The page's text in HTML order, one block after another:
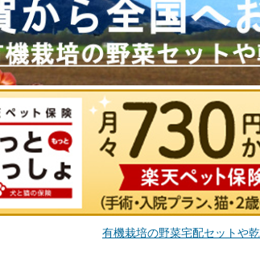
有機栽培の野菜宅配セットや